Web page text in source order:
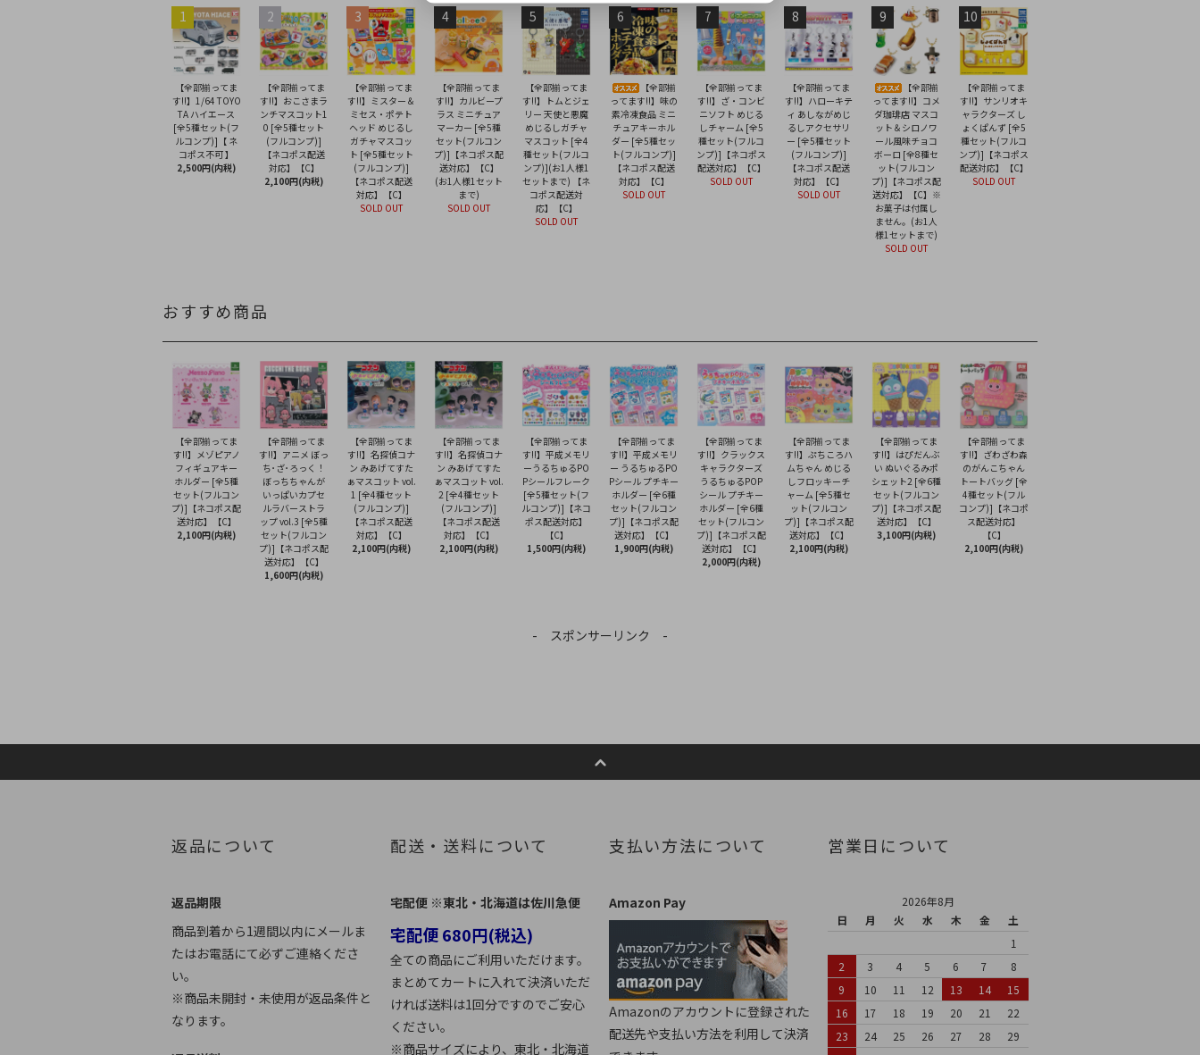
1
【全部揃ってま
す!!】1/64 TOYO
TA ハイエース
[全5種セット(フ
ルコンプ)]【 ネ
コポス不可 】
2,500円(内税)
2
【全部揃ってま
す!!】おこさまラ
ンチマスコット1
0 [全5種セット
(フルコンプ)]
【ネコポス配送
対応】【C】
2,100円(内税)
3
【全部揃ってま
す!!】ミスター＆
ミセス・ポテト
ヘッド めじるし
ガチャマスコッ
ト [全5種セット
(フルコンプ)]
【ネコポス配送
対応】【C】
SOLD OUT
4
【全部揃ってま
す!!】カルビープ
ラス ミニチュア
マーカー [全5種
セット(フルコン
プ)]【ネコポス配
送対応】【C】
(お1人様1セット
まで)
SOLD OUT
5
【全部揃ってま
す!!】トムとジェ
リー 天使と悪魔
めじるしガチャ
マスコット [全4
種セット(フルコ
ンプ)](お1人様1
セットまで) 【ネ
コポス配送対
応】【C】
SOLD OUT
6
【全部揃
ってます!!】味の
素冷凍食品 ミニ
チュアキーホル
ダー [全5種セッ
ト(フルコンプ)]
【ネコポス配送
対応】【C】
SOLD OUT
7
【全部揃ってま
す!!】ざ・コンビ
ニソフト めじる
しチャーム [全5
種セット(フルコ
ンプ)]【ネコポス
配送対応】【C】
SOLD OUT
8
【全部揃ってま
す!!】ハローキテ
ィ あしながめじ
るしアクセサリ
ー [全5種セット
(フルコンプ)]
【ネコポス配送
対応】【C】
SOLD OUT
9
【全部揃
ってます!!】コメ
ダ珈琲店 マスコ
ット＆シロノワ
ール風味チョコ
ボーロ [全8種セ
ット(フルコン
プ)]【ネコポス配
送対応】【C】※
お菓子は付属し
ません。(お1人
様1セットまで)
SOLD OUT
10
【全部揃ってま
す!!】サンリオキ
ャラクターズ し
ょくぱんず [全5
種セット(フルコ
ンプ)]【ネコポス
配送対応】【C】
SOLD OUT
おすすめ商品
【全部揃ってま
す!!】メゾピアノ
フィギュアキー
ホルダー [全5種
セット(フルコン
プ)]【ネコポス配
送対応】【C】
2,100円(内税)
【全部揃ってま
す!!】アニメ ぼっ
ち･ざ･ろっく！
ぼっちちゃんが
いっぱいカプセ
ルラバーストラ
ップ vol.3 [全5種
セット(フルコン
プ)]【ネコポス配
送対応】【C】
1,600円(内税)
【全部揃ってま
す!!】名探偵コナ
ン みあげてすた
ぁマスコット vol.
1 [全4種セット
(フルコンプ)]
【ネコポス配送
対応】【C】
2,100円(内税)
【全部揃ってま
す!!】名探偵コナ
ン みあげてすた
ぁマスコット vol.
2 [全4種セット
(フルコンプ)]
【ネコポス配送
対応】【C】
2,100円(内税)
【全部揃ってま
す!!】平成メモリ
ーうるちゅるPO
Pシールフレーク
[全5種セット(フ
ルコンプ)]【ネコ
ポス配送対応】
【C】
1,500円(内税)
【全部揃ってま
す!!】平成メモリ
ー うるちゅるPO
Pシール プチキー
ホルダー [全6種
セット(フルコン
プ)]【ネコポス配
送対応】【C】
1,900円(内税)
【全部揃ってま
す!!】クラックス
キャラクターズ
うるちゅるPOP
シール プチキー
ホルダー [全6種
セット(フルコン
プ)]【ネコポス配
送対応】【C】
2,000円(内税)
【全部揃ってま
す!!】ぷちころハ
ムちゃん めじる
しフロッキーチ
ャーム [全5種セ
ット(フルコン
プ)]【ネコポス配
送対応】【C】
2,100円(内税)
【全部揃ってま
す!!】はぴだんぶ
い ぬいぐるみポ
シェット2 [全6種
セット(フルコン
プ)]【ネコポス配
送対応】【C】
3,100円(内税)
【全部揃ってま
す!!】ざわざわ森
のがんこちゃん
トートバッグ [全
4種セット(フル
コンプ)]【ネコポ
ス配送対応】
【C】
2,100円(内税)
- スポンサーリンク -
返品について
返品期限
商品到着から1週間以内にメールま
たはお電話にて必ずご連絡くださ
い。
※商品未開封・未使用が返品条件と
なります。
配送・送料について
宅配便 ※東北・北海道は佐川急便
宅配便 680円(税込)
全ての商品にご利用いただけます。
まとめてカートに入れて決済いただ
ければ送料は1回分ですのでご安心
ください。
※商品サイズにより、東北・北海道
支払い方法について
Amazon Pay
Amazonのアカウントに登録された
配送先や支払い方法を利用して決済
営業日について
2026年8月
日
月 火 水 木 金
土
1
2
3 4 5 6 7
8
9
10 11 12 13 14
15
16
17 18 19 20 21
22
23
24 25 26 27 28
29